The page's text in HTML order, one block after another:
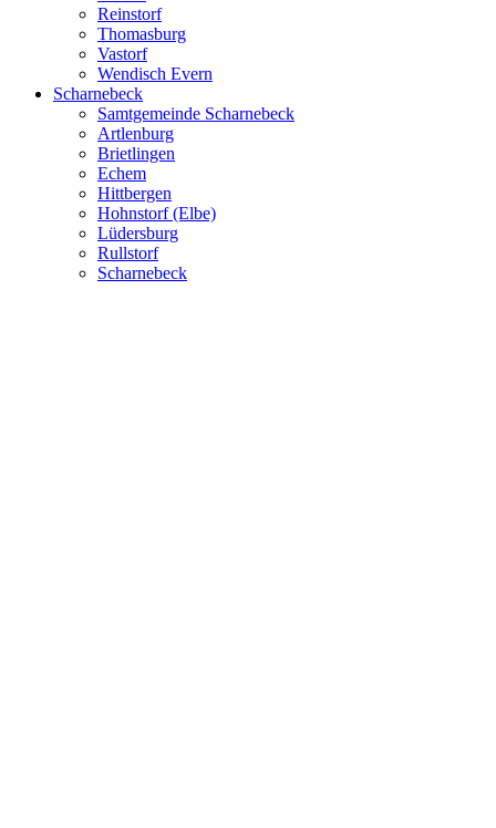
Reinstorf
Thomasburg
Vastorf
Wendisch Evern
Scharnebeck
Samtgemeinde Scharnebeck
Artlenburg
Brietlingen
Echem
Hittbergen
Hohnstorf (Elbe)
Lüdersburg
Rullstorf
Scharnebeck